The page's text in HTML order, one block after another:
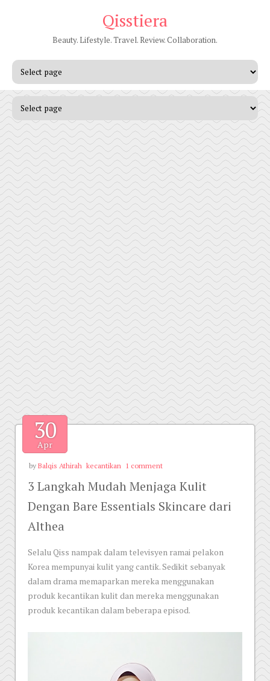
Qisstiera
Beauty. Lifestyle. Travel. Review. Collaboration.
30
Apr
by Balqis Athirah kecantikan 1 comment
3 Langkah Mudah Menjaga Kulit
Dengan Bare Essentials Skincare dari
Althea
Selalu Qiss nampak dalam televisyen ramai pelakon
Korea mempunyai kulit yang cantik. Sedikit sebanyak
dalam drama memaparkan mereka menggunakan
produk kecantikan kulit dan mereka menggunakan
produk kecantikan dalam beberapa episod.